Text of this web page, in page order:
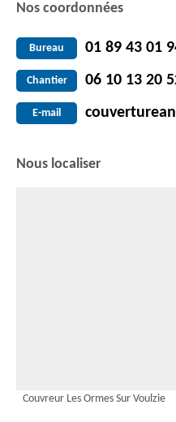
Nos coordonnées
Bureau 01 89 43 01
Chantier 06 10 13 20
E-mail
Nous localiser
Couvreur Les Ormes Sur Voulzie